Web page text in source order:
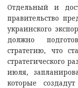
Отдельный и
правительство
украинского
должно
стратегию, что
стратегического
июля,
которые